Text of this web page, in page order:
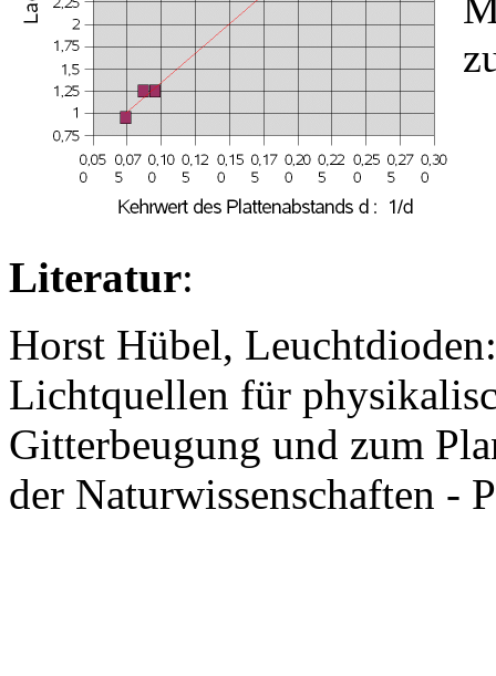
Literatur:
Horst Hübel,
Lichtquellen für
Gitterbeugung und zum
der Naturwissenschaften -